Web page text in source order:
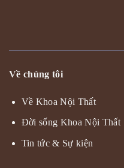
Về chúng tôi
Về Khoa Nội Thất
Đời sống Khoa Nội Thất
Tin tức & Sự kiện